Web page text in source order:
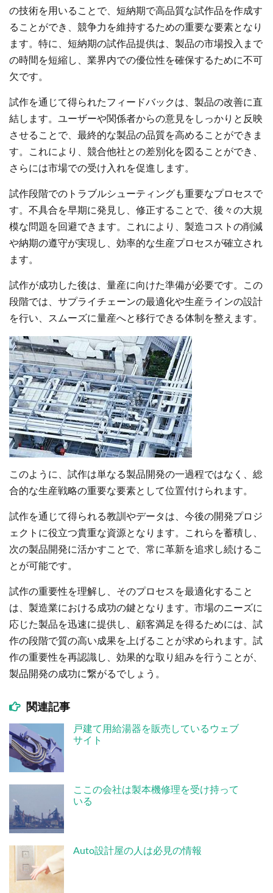
の技術を用いることで、短納期で高品質な試作品を作成す
ることができ、競争力を維持するための重要な要素となり
ます。特に、短納期の試作品提供は、製品の市場投入まで
の時間を短縮し、業界内での優位性を確保するために不可
欠です。
試作を通じて得られたフィードバックは、製品の改善に直
結します。ユーザーや関係者からの意見をしっかりと反映
させることで、最終的な製品の品質を高めることができま
す。これにより、競合他社との差別化を図ることができ、
さらには市場での受け入れを促進します。
試作段階でのトラブルシューティングも重要なプロセスで
す。不具合を早期に発見し、修正することで、後々の大規
模な問題を回避できます。これにより、製造コストの削減
や納期の遵守が実現し、効率的な生産プロセスが確立され
ます。
試作が成功した後は、量産に向けた準備が必要です。この
段階では、サプライチェーンの最適化や生産ラインの設計
を行い、スムーズに量産へと移行できる体制を整えます。
このように、試作は単なる製品開発の一過程ではなく、総
合的な生産戦略の重要な要素として位置付けられます。
試作を通じて得られる教訓やデータは、今後の開発プロジ
ェクトに役立つ貴重な資源となります。これらを蓄積し、
次の製品開発に活かすことで、常に革新を追求し続けるこ
とが可能です。
試作の重要性を理解し、そのプロセスを最適化すること
は、製造業における成功の鍵となります。市場のニーズに
応じた製品を迅速に提供し、顧客満足を得るためには、試
作の段階で質の高い成果を上げることが求められます。試
作の重要性を再認識し、効果的な取り組みを行うことが、
製品開発の成功に繋がるでしょう。
関連記事
戸建て用給湯器を販売しているウェブ
サイト
ここの会社は製本機修理を受け持って
いる
Auto設計屋の人は必見の情報